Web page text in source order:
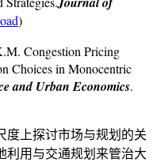
)
Congestion Pricing
Choices in Monocentric
and Urban Economics.
度上探讨市场与规划的关
利用与交通规划来管治大